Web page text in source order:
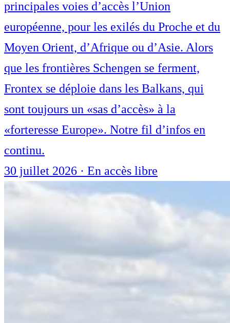
principales voies d’accès l’Union
européenne, pour les exilés du Proche et du
Moyen Orient, d’Afrique ou d’Asie. Alors
que les frontières Schengen se ferment,
Frontex se déploie dans les Balkans, qui
sont toujours un «sas d’accès» à la
«forteresse Europe». Notre fil d’infos en
continu.
30 juillet 2026 · En accès libre